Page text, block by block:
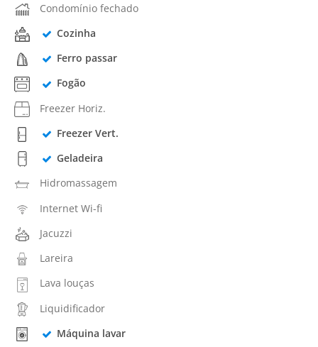
Condomínio fechado
Cozinha
Ferro passar
Fogão
Freezer Horiz.
Freezer Vert.
Geladeira
Hidromassagem
Internet Wi-fi
Jacuzzi
Lareira
Lava louças
Liquidificador
Máquina lavar